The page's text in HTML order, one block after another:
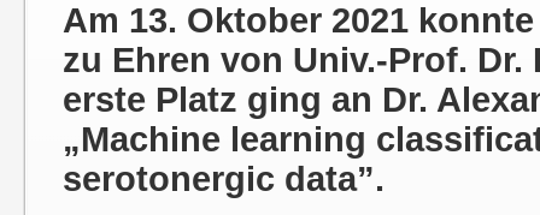
Am 13. Oktober 2021
zu Ehren von Univ.-Prof.
erste Platz ging an Dr.
„Machine learning
serotonergic data”.